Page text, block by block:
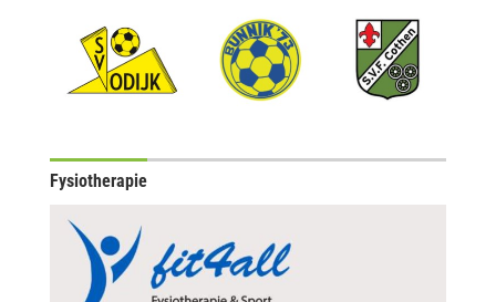
Fysiotherapie